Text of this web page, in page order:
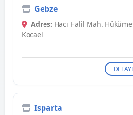
Gebze
Adres: Hacı Halil Mah.
Kocaeli
Isparta